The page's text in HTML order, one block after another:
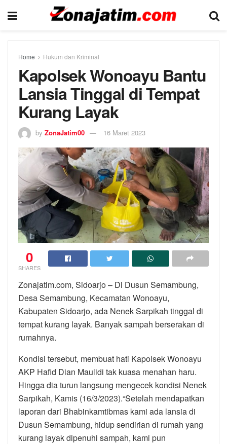
Home Hukum dan Kriminal
Kapolsek Wonoayu Bantu
Lansia Tinggal di Tempat
Kurang Layak
by ZonaJatim00 16 Maret 2023
0
SHARES
Zonajatim.com, Sidoarjo – Di Dusun Semambung,
Desa Semambung, Kecamatan Wonoayu,
Kabupaten Sidoarjo, ada Nenek Sarpikah tinggal di
tempat kurang layak. Banyak sampah berserakan di
rumahnya.
Kondisi tersebut, membuat hati Kapolsek Wonoayu
AKP Hafid Dian Maulidi tak kuasa menahan haru.
Hingga dia turun langsung mengecek kondisi Nenek
Sarpikah, Kamis (16/3/2023).“Setelah mendapatkan
laporan dari Bhabinkamtibmas kami ada lansia di
Dusun Semambung, hidup sendirian di rumah yang
kurang layak dipenuhi sampah, kami pun